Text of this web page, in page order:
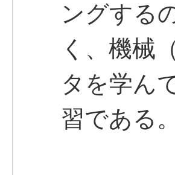
ングする
く、機械
タを学ん
習である。